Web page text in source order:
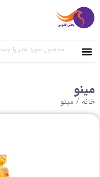
مینو
خانه / مینو